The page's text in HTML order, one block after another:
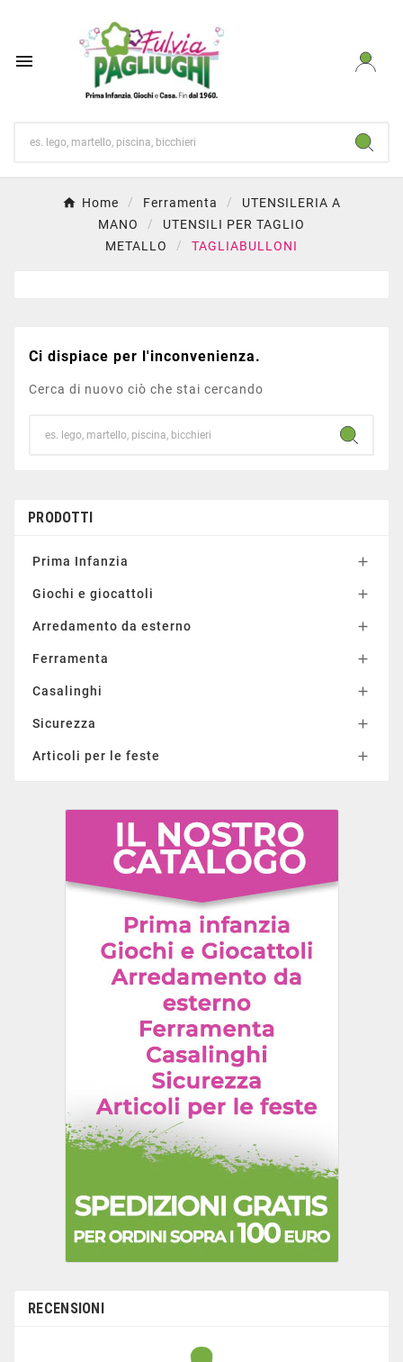

Home Ferramenta
UTENSILERIA A
MANO
UTENSILI PER TAGLIO
METALLO
TAGLIABULLONI
Ci dispiace per l'inconvenienza.
Cerca di nuovo ciò che stai cercando
PRODOTTI
Prima Infanzia 
Giochi e giocattoli 
Arredamento da esterno 
Ferramenta 
Casalinghi 
Sicurezza 
Articoli per le feste 
RECENSIONI